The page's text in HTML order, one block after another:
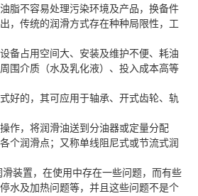
脂不容易处理污染环境及产品，换备件
，传统的润滑方式存在种种局限性，工
备占用空间大、安装及维护不便、耗油
围介质（水及乳化液）、投入成本高等
好的，其可应用于轴承、开式齿轮、轨
作，将润滑油送到分油器或定量分配
个润滑点；又称单线阻尼式或节流式润
装置，在使用中存在一些问题，而有些
水及加热问题等，并且这些问题不是个